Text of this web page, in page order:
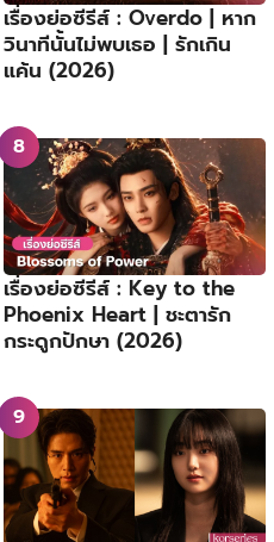
เรื่องย่อซีรีส์ : Overdo | หาก
วินาทีนั้นไม่พบเธอ | รักเกิน
แค้น (2026)
เรื่องย่อซีรีส์ : Key to the
Phoenix Heart | ชะตารัก
กระดูกปักษา (2026)